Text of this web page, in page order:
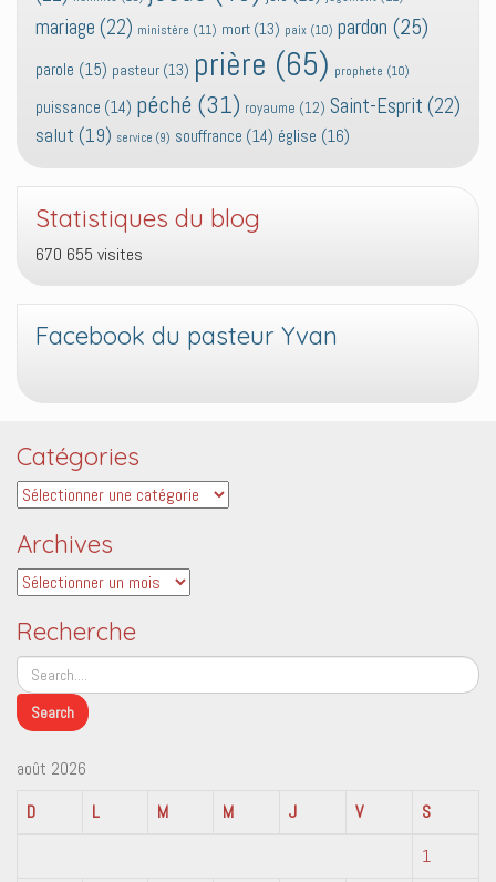
mariage (22) ministère (11) mort (13) paix (10) pardon (25)
parole (15) pasteur (13) prière (65) prophete (10)
puissance (14) péché (31) royaume (12) Saint-Esprit (22)
salut (19) service (9) souffrance (14) église (16)
Statistiques du blog
670 655 visites
Facebook du pasteur Yvan
Catégories
Catégories
Archives
Archives
Recherche
août 2026
D
L M M J V
S
1